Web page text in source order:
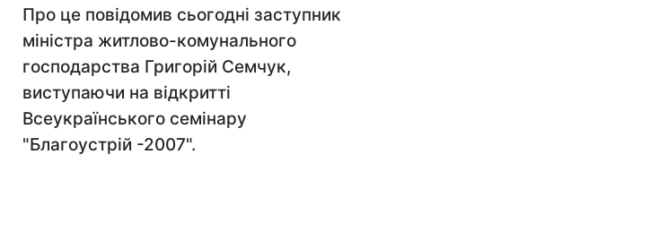
Про це повідомив сьогодні заступник
міністра житлово-комунального
господарства Григорій Семчук,
виступаючи на відкритті
Всеукраїнського семінару
"Благоустрій -2007".